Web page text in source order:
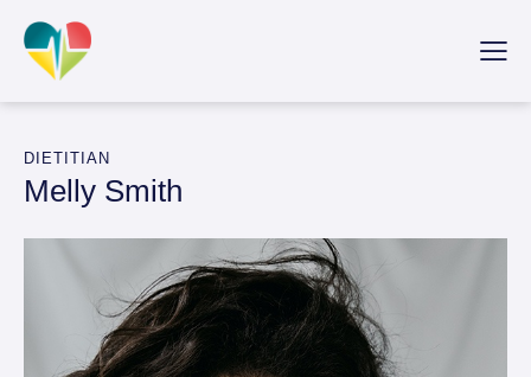
DIETITIAN
Melly Smith